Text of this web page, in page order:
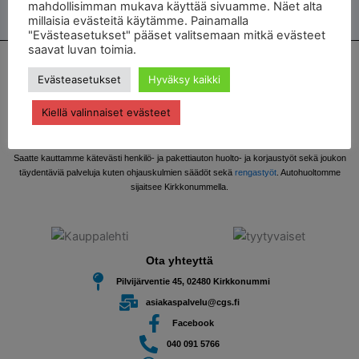
Autohuolto ja autokorjaamo Kirkkonummella
C & G Service on vuonna 1998 perustettu autokorjaamo. Tavoitteenamme on helpottaa
autoilevien asiakkaidemme elämää.
Saatte kauttamme kätevästi henkilö- ja pakettiauton huolto- ja korjaustyöt sekä joukon
täydentäviä palveluja kuten ohjauskulmien säädöt sekä rengastyöt. Autohuoltomme
sijaitsee Kirkkonummella.
Ota yhteyttä
Pilvijärventie 45, 02480 Kirkkonummi
asiakaspalvelu@cgs.fi
Facebook
040 091 5766
mahdollisimman mukava käyttää sivuamme. Näet alta
millaisia evästeitä käytämme. Painamalla
"Evästeasetukset" pääset valitsemaan mitkä evästeet
saavat luvan toimia.
Evästeasetukset Hyväksy kaikki
Kiellä valinnaiset evästeet